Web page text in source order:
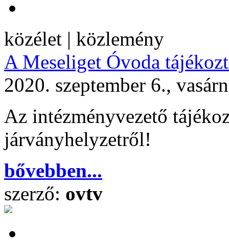
közélet | közlemény
A Meseliget Óvoda
2020. szeptember 6.,
Az intézményvezető
járványhelyzetről!
bővebben...
szerző: ovtv